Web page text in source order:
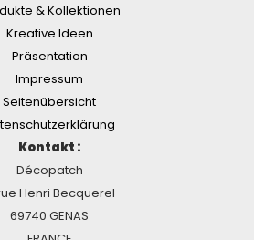
& Kollektionen
Kreative Ideen
Präsentation
Impressum
Seitenübersicht
Kontakt :
Décopatch
Henri Becquerel
69740 GENAS